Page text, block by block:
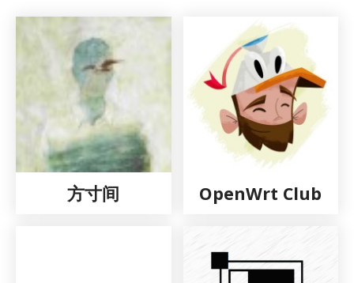
方寸间 OpenWrt Club